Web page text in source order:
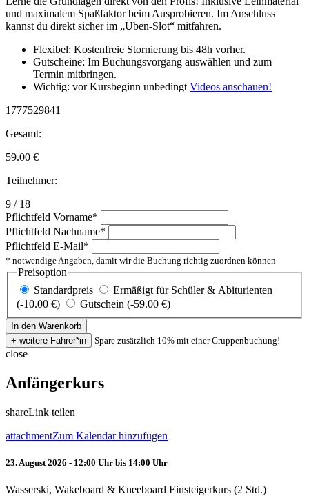
und maximalem Spaßfaktor beim Ausprobieren. Im Anschluss
kannst du direkt sicher im „Üben-Slot“ mitfahren.
Flexibel: Kostenfreie Stornierung bis 48h vorher.
Gutscheine: Im Buchungsvorgang auswählen und zum
Termin mitbringen.
Wichtig: vor Kursbeginn unbedingt Videos anschauen!
1777529841
Gesamt:
59.00 €
Teilnehmer:
9 / 18
Pflichtfeld Vorname*
Pflichtfeld Nachname*
Pflichtfeld E-Mail*
* notwendige Angaben, damit wir die Buchung richtig zuordnen können
Preisoption
Standardpreis
Ermäßigt für Schüler & Abiturienten
(-10.00 €)
Gutschein (-59.00 €)
Spare zusätzlich 10% mit einer Gruppenbuchung!
close
Anfängerkurs
shareLink teilen
attachmentZum Kalendar hinzufügen
23. August 2026 - 12:00 Uhr bis 14:00 Uhr
Wasserski, Wakeboard & Kneeboard Einsteigerkurs (2 Std.)